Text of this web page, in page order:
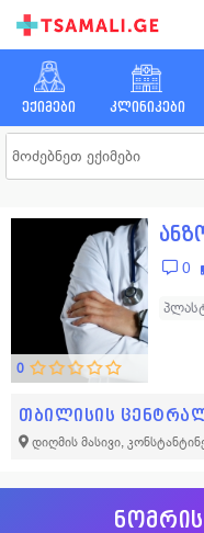
ექიმები კლინიკები
0
0
თბილისის
დიღმის მასივი,